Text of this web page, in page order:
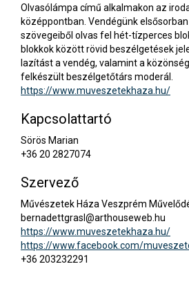
Olvasólámpa című alkalmakon az
középpontban. Vendégünk
szövegeiből olvas fel hét-tízperces
blokkok között rövid beszélgetések
lazítást a vendég, valamint a
felkészült beszélgetőtárs moderál.
https://www.muveszetekhaza.hu/
Kapcsolattartó
Sörös Marian
+36 20 2827074
Szervező
Művészetek Háza Veszprém
bernadettgrasl@arthouseweb.hu
https://www.muveszetekhaza.hu/
https://www.facebook.com/
+36 203232291